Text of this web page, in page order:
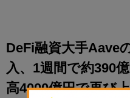
DeFi融資大手Aave
入、1週間で約390
高4000億円で再び